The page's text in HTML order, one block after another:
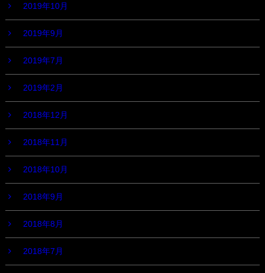
2019年10月
2019年9月
2019年7月
2019年2月
2018年12月
2018年11月
2018年10月
2018年9月
2018年8月
2018年7月